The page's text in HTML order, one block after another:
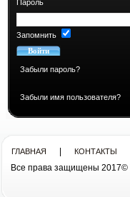
Пароль
Запомнить
Забыли пароль?
Забыли имя пользователя?
ГЛАВНАЯ КОНТАКТЫ
Все права защищены 2017©